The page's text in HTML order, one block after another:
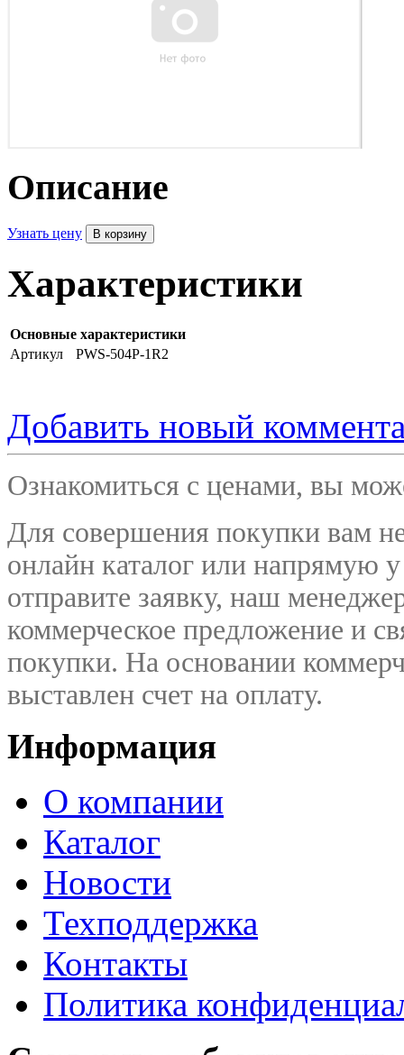
Описание
Узнать цену
Характеристики
Основные характеристики
Артикул
PWS-504P-1R2
Добавить новый
Ознакомиться с ценами, вы
Для совершения покупки вам
онлайн каталог или напрямую
отправите заявку, наш
коммерческое предложение и
покупки. На основании
выставлен счет на оплату.
Информация
О компании
Каталог
Новости
Техподдержка
Контакты
Политика